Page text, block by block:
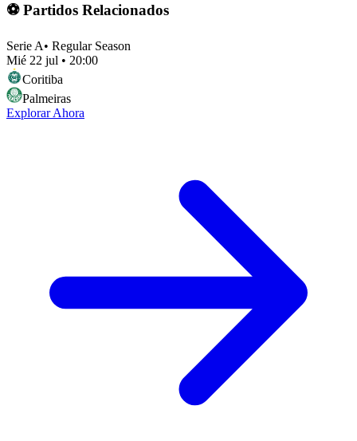
⚽ Partidos Relacionados
Serie A• Regular Season
Mié 22 jul • 20:00
Coritiba
Palmeiras
Explorar Ahora